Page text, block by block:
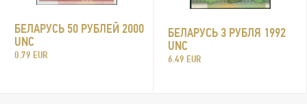
БЕЛАРУСЬ 50 РУБЛЕЙ 2000
UNC
0.79 EUR
БЕЛАРУСЬ 3 РУБЛЯ 1992
UNC
6.49 EUR